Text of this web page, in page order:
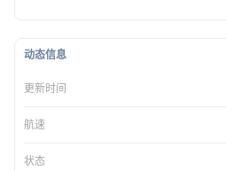
动态信息
更新时间
航速
状态